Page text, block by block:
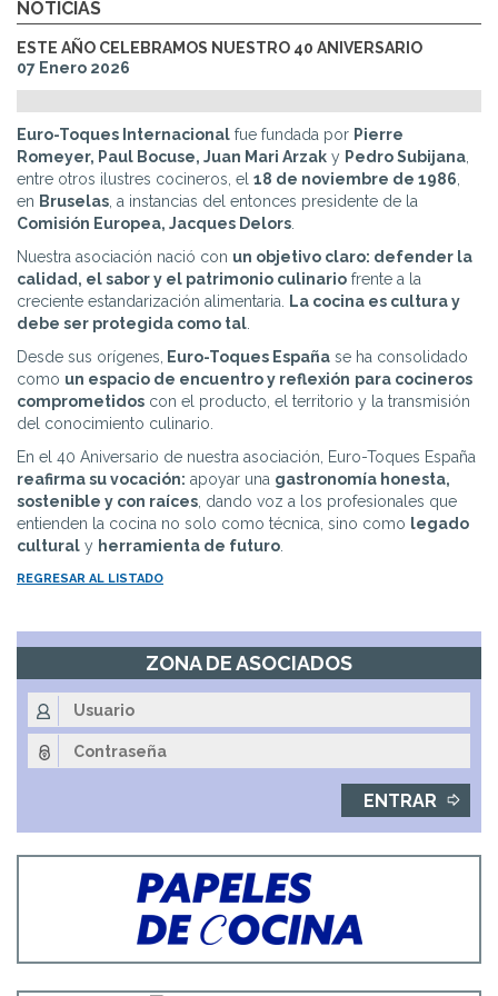
NOTICIAS
ESTE AÑO CELEBRAMOS NUESTRO 40 ANIVERSARIO
07 Enero 2026
Euro-Toques Internacional fue fundada por Pierre
Romeyer, Paul Bocuse, Juan Mari Arzak y Pedro Subijana,
entre otros ilustres cocineros, el 18 de noviembre de 1986,
en Bruselas, a instancias del entonces presidente de la
Comisión Europea, Jacques Delors.
Nuestra asociación nació con un objetivo claro: defender la
calidad, el sabor y el patrimonio culinario frente a la
creciente estandarización alimentaria. La cocina es cultura y
debe ser protegida como tal.
Desde sus orígenes, Euro-Toques España se ha consolidado
como un espacio de encuentro y reflexión para cocineros
comprometidos con el producto, el territorio y la transmisión
del conocimiento culinario.
En el 40 Aniversario de nuestra asociación, Euro-Toques España
reafirma su vocación: apoyar una gastronomía honesta,
sostenible y con raíces, dando voz a los profesionales que
entienden la cocina no solo como técnica, sino como legado
cultural y herramienta de futuro.
REGRESAR AL LISTADO
ZONA DE ASOCIADOS